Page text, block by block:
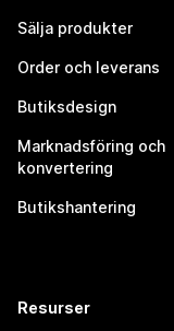
Sälja produkter
Order och leverans
Butiksdesign
Marknadsföring och
konvertering
Butikshantering
Resurser